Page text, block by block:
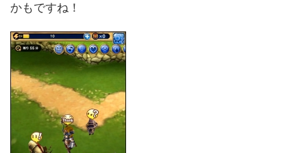
かもですね！